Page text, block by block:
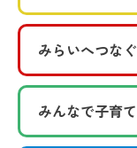
みらいへつなぐ
みんなで子育て